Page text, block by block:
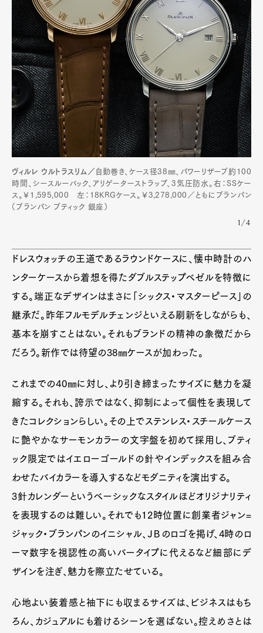
Art&DesignWatchFashion
ProductCultureLifestyle
Official Columnist
About
Contact
Pen Meet
Pen international Pen tw
ヴィルレ ウルトラスリム／ 自動巻き、ケース径38㎜、パワーリザーブ約100
時間、シースルーバック、アリゲーターストラップ、3気圧防水。右：SSケー
ス。￥1,595,000 左：18KRGケース。￥3,278,000／ともにブランパン
（ブランパン ブティック 銀座）
1/4
ドレスウォッチの王道であるラウンドケースに、懐中時計のハ
ンターケースから着想を得たダブルステップベゼルを特徴に
する。端正なデザインはまさに「シックス・マスターピース」の
継承だ。昨年フルモデルチェンジといえる刷新をしながらも、
基本を崩すことはない。それもブランドの精神の象徴だから
だろう。新作では待望の38㎜ケースが加わった。
これまでの40㎜に対し、より引き締まったサイズに魅力を凝
縮する。それも、誇示ではなく、抑制によって個性を表現して
きたコレクションらしい。その上でステンレス・スチールケース
に艶やかなサーモンカラーの文字盤を初めて採用し、ブティ
ック限定ではイエローゴールドの針やインデックスを組み合
わせたバイカラーを導入するなどモダニティを演出する。
3針カレンダーというベーシックなスタイルほどオリジナリティ
を表現するのは難しい。それでも12時位置に創業者ジャン=
ジャック・ブランパンのイニシャル、ＪＢのロゴを掲げ、4時のロ
ーマ数字を視認性の高いバータイプに代えるなど細部にデ
ザインを注ぎ、魅力を際立たせている。
心地よい装着感と袖下にも収まるサイズは、ビジネスはもち
ろん、カジュアルにも着けるシーンを選ばない。控えめさとは